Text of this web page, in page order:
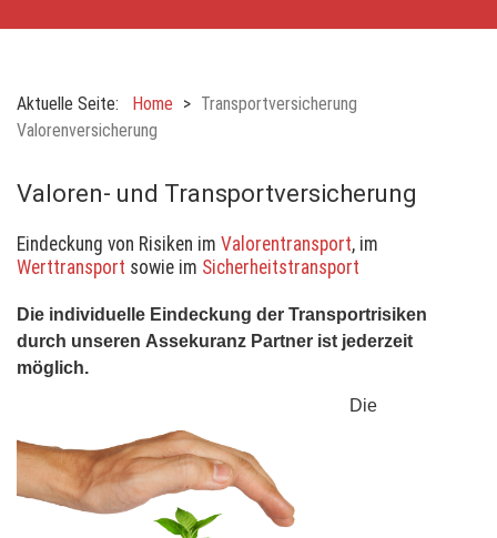
Aktuelle Seite: Home
Transportversicherung
Valorenversicherung
Valoren- und Transportversicherung
Eindeckung von Risiken im Valorentransport, im
Werttransport sowie im Sicherheitstransport
Die individuelle Eindeckung der Transportrisiken
durch unseren Assekuranz Partner ist jederzeit
möglich.
Die